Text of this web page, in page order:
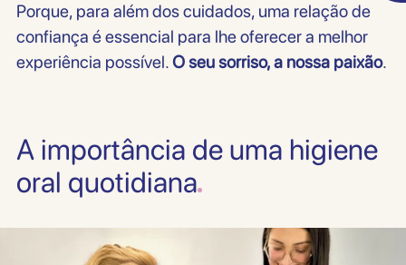
Porque, para além dos cuidados, uma relação de
confiança é essencial para lhe oferecer a melhor
experiência possível.O seu sorriso, a nossa paixão.
A importância de uma higiene
oral quotidiana